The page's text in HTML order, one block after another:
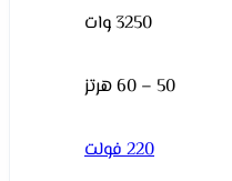
3250 وات
50 – 60 هرتز
220 فولت